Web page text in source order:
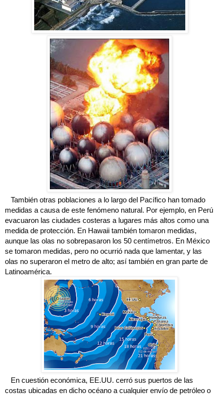
También otras poblaciones a lo largo del Pacífico han tomado
medidas a causa de este fenómeno natural. Por ejemplo, en Perú
evacuaron las ciudades costeras a lugares más altos como una
medida de protección. En Hawaii también tomaron medidas,
aunque las olas no sobrepasaron los 50 centímetros. En México
se tomaron medidas, pero no ocurrió nada que lamentar, y las
olas no superaron el metro de alto; así también en gran parte de
Latinoamérica.
En cuestión económica, EE.UU. cerró sus puertos de las
costas ubicadas en dicho océano a cualquier envío de petróleo o